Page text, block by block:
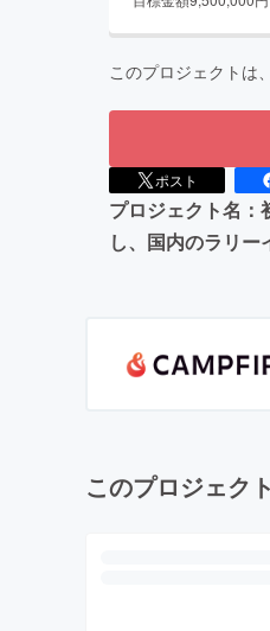
このプロジェクトは、
ポスト
プロジェクト名：
し、国内のラリー
このプロジェク